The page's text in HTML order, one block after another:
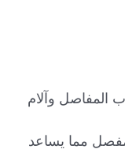
المفاصل وآلام
مما يساعد